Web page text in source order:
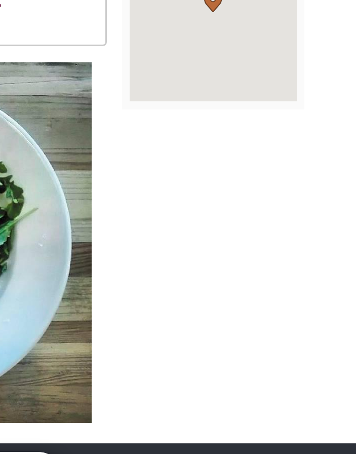
opent een nieuw venster